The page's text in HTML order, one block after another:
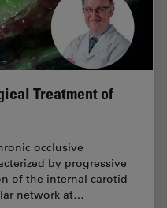
Treatment of
occlusive
by progressive
of the internal carotid
network at…